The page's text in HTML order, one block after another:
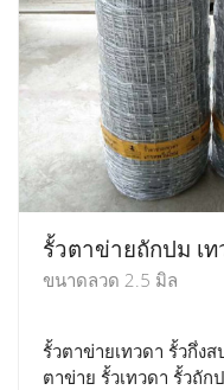
รั้วตาข่ายถักปม เท
ขนาดลวด 2.5 มิล
รั้วตาข่ายเทวดา รั้วกึ่ง
ตาข่าย รั้วเทวดา รั้วถัก